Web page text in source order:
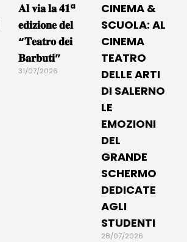
𝐀𝐥 𝐯𝐢𝐚 𝐥𝐚 𝟒𝟏ª
𝐞𝐝𝐢𝐳𝐢𝐨𝐧𝐞 𝐝𝐞𝐥
“𝐓𝐞𝐚𝐭𝐫𝐨 𝐝𝐞𝐢
𝐁𝐚𝐫𝐛𝐮𝐭𝐢”
31/07/2026
CINEMA &
SCUOLA: AL
CINEMA
TEATRO
DELLE ARTI
DI SALERNO
LE
EMOZIONI
DEL
GRANDE
SCHERMO
DEDICATE
AGLI
STUDENTI
28/07/2026